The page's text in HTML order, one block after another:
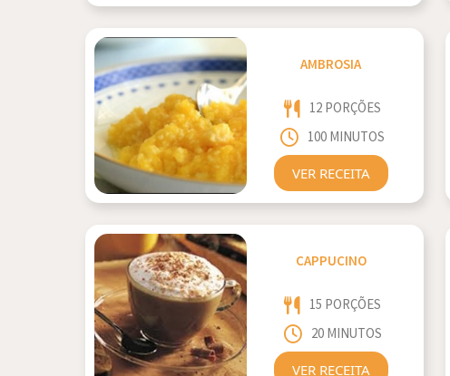
AMBROSIA
12 PORÇÕES
100 MINUTOS
VER RECEITA
CAPPUCINO
15 PORÇÕES
20 MINUTOS
VER RECEITA